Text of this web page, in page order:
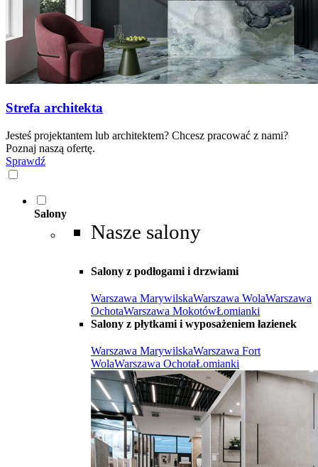
Strefa architekta
Jesteś projektantem lub architektem? Chcesz pracować z nami?
Poznaj naszą ofertę.
Sprawdź
Salony
Nasze salony
Salony z podłogami i drzwiami
Warszawa MarywilskaWarszawa WolaWarszawa
OchotaWarszawa MokotówŁomianki
Salony z płytkami i wyposażeniem łazienek
Warszawa MarywilskaWarszawa Fort
WolaWarszawa OchotaŁomianki